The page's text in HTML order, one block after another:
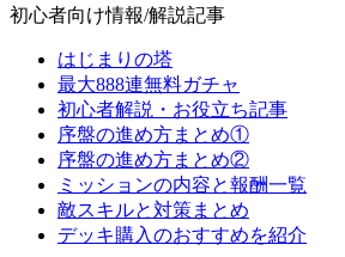
初心者向け情報/解説記事
はじまりの塔
最大888連無料ガチャ
初心者解説・お役立ち記事
序盤の進め方まとめ①
序盤の進め方まとめ②
ミッションの内容と報酬一覧
敵スキルと対策まとめ
デッキ購入のおすすめを紹介